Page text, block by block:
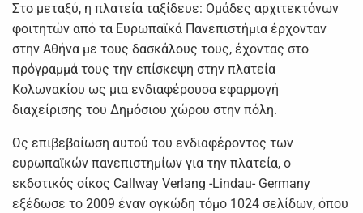
Στο μεταξύ, η πλατεία ταξίδευε: Ομάδες αρχιτεκτόνων
φοιτητών από τα Ευρωπαϊκά Πανεπιστήμια έρχονταν
στην Αθήνα με τους δασκάλους τους, έχοντας στο
πρόγραμμά τους την επίσκεψη στην πλατεία
Κολωνακίου ως μια ενδιαφέρουσα εφαρμογή
διαχείρισης του Δημόσιου χώρου στην πόλη.
Ως επιβεβαίωση αυτού του ενδιαφέροντος των
ευρωπαϊκών πανεπιστημίων για την πλατεία, ο
εκδοτικός οίκος Callway Verlang -Lindau- Germany
εξέδωσε το 2009 έναν ογκώδη τόμο 1024 σελίδων, όπου